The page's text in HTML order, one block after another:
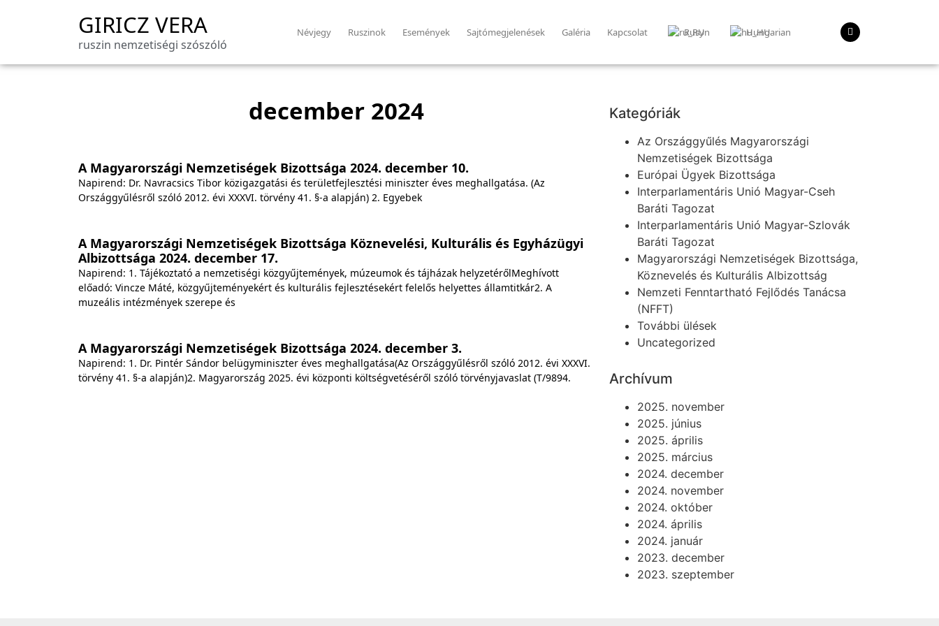
GIRICZ VERA
ruszin nemzetiségi szószóló
Névjegy Ruszinok Események Sajtómegjelenések Galéria Kapcsolat Rusyn Hungarian
december 2024
A Magyarországi Nemzetiségek Bizottsága 2024. december 10.
Napirend: Dr. Navracsics Tibor közigazgatási és területfejlesztési miniszter éves meghallgatása. (Az
Országgyűlésről szóló 2012. évi XXXVI. törvény 41. §-a alapján) 2. Egyebek
A Magyarországi Nemzetiségek Bizottsága Köznevelési, Kulturális és Egyházügyi
Albizottsága 2024. december 17.
Napirend: 1. Tájékoztató a nemzetiségi közgyűjtemények, múzeumok és tájházak helyzetérőlMeghívott
előadó: Vincze Máté, közgyűjteményekért és kulturális fejlesztésekért felelős helyettes államtitkár2. A
muzeális intézmények szerepe és
A Magyarországi Nemzetiségek Bizottsága 2024. december 3.
Napirend: 1. Dr. Pintér Sándor belügyminiszter éves meghallgatása(Az Országgyűlésről szóló 2012. évi XXXVI.
törvény 41. §-a alapján)2. Magyarország 2025. évi központi költségvetéséről szóló törvényjavaslat (T/9894.
Kategóriák
Az Országgyűlés Magyarországi
Nemzetiségek Bizottsága
Európai Ügyek Bizottsága
Interparlamentáris Unió Magyar-Cseh
Baráti Tagozat
Interparlamentáris Unió Magyar-Szlovák
Baráti Tagozat
Magyarországi Nemzetiségek Bizottsága,
Köznevelés és Kulturális Albizottság
Nemzeti Fenntartható Fejlődés Tanácsa
(NFFT)
További ülések
Uncategorized
Archívum
2025. november
2025. június
2025. április
2025. március
2024. december
2024. november
2024. október
2024. április
2024. január
2023. december
2023. szeptember